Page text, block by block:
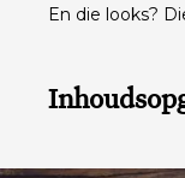
En die looks?